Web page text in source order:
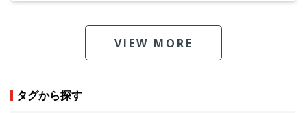
VIEW MORE
タグから探す